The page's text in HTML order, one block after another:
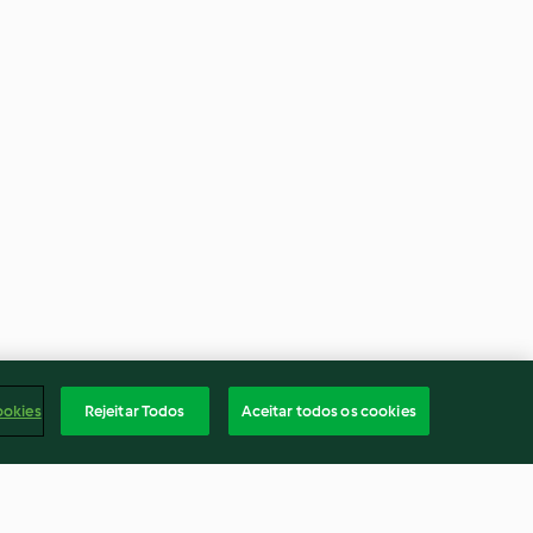
Rejeitar Todos Aceitar todos os cookies